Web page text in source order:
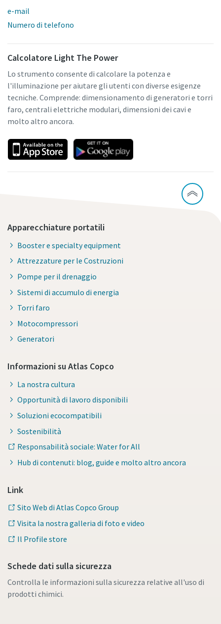
e-mail
Numero di telefono
Calcolatore Light The Power
Lo strumento consente di calcolare la potenza e
l'illuminazione per aiutare gli utenti con diverse esigenze
tecniche. Comprende: dimensionamento di generatori e torri
faro, centrali elettriche modulari, dimensioni dei cavi e
molto altro ancora.
Apparecchiature portatili
Booster e specialty equipment
Attrezzature per le Costruzioni
Pompe per il drenaggio
Sistemi di accumulo di energia
Torri faro
Motocompressori
Generatori
Informazioni su Atlas Copco
La nostra cultura
Opportunità di lavoro disponibili
Soluzioni ecocompatibili
Sostenibilità
Responsabilità sociale: Water for All
Hub di contenuti: blog, guide e molto altro ancora
Link
Sito Web di Atlas Copco Group
Visita la nostra galleria di foto e video
Il Profile store
Schede dati sulla sicurezza
Controlla le informazioni sulla sicurezza relative all'uso di
prodotti chimici.